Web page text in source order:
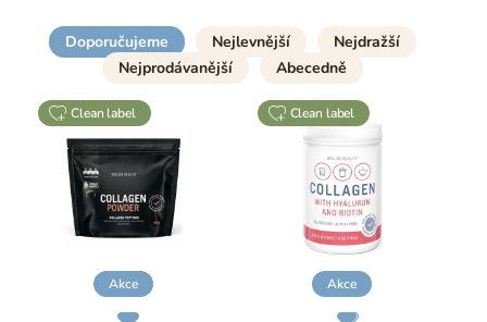
Doporučujeme Nejlevnější
Nejdražší
Nejprodávanější
Abecedně
clean label
Akce
clean label
Akce